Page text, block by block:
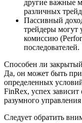
другие важные
различных
Пассивный
трейдеры могут
комиссию
последователей.
Способен ли
Да, он может быть
определенных
FinRex, успех
разумного
Следует обратить